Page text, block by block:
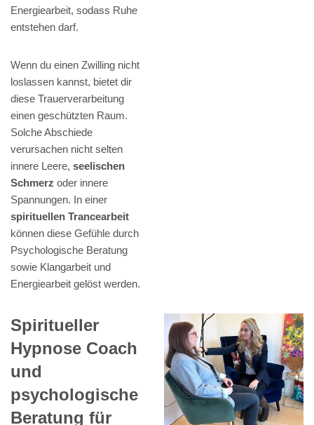
Energiearbeit, sodass Ruhe
entstehen darf.
Wenn du einen Zwilling nicht
loslassen kannst, bietet dir
diese Trauerverarbeitung
einen geschützten Raum.
Solche Abschiede
verursachen nicht selten
innere Leere, seelischen
Schmerz oder innere
Spannungen. In einer
spirituellen Trancearbeit
können diese Gefühle durch
Psychologische Beratung
sowie Klangarbeit und
Energiearbeit gelöst werden.
Spiritueller
Hypnose Coach
und
psychologische
Beratung für